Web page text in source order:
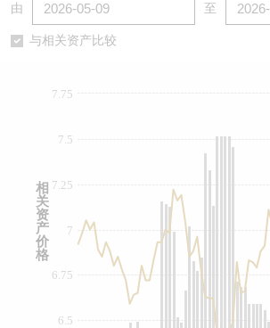
由 至
与相关资产比较
6.5
6.75
7
7.25
7.5
7.75
相
关
资
产
价
格
认股证/牛熊证日志
牛熊证到期结算价查找
牛熊证文件及公告 (瑞信)
中资ETFs溢价比较
收市竞价变化